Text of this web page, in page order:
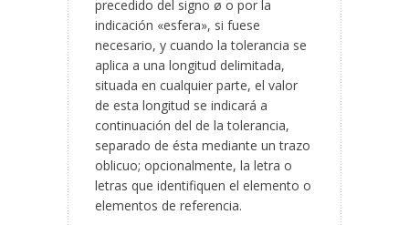
precedido del signo ø o por la
indicación «esfera», si fuese
necesario, y cuando la tolerancia se
aplica a una longitud delimitada,
situada en cualquier parte, el valor
de esta longitud se indicará a
continuación del de la tolerancia,
separado de ésta mediante un trazo
oblicuo; opcionalmente, la letra o
letras que identifiquen el elemento o
elementos de referencia.